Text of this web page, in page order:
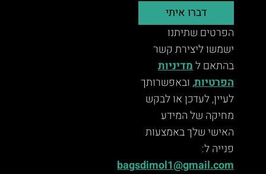
דברו איתי
הפרטים שתיתנו
ישמשו ליצירת קשר
בהתאם למדיניות
הפרטיות, ובאפשרותך
לעיין, לעדכן או לבקש
מחיקה של המידע
האישי שלך באמצעות
פנייה ל:
bagsdimol1@gmail.com